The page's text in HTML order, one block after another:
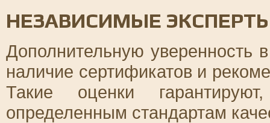
НЕЗАВИСИМЫЕ
Дополнительную уверенность
наличие сертификатов и
Такие оценки
определенным стандартам